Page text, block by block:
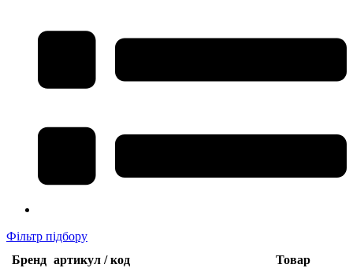
Фільтр підбору
Бренд артикул / код
Товар